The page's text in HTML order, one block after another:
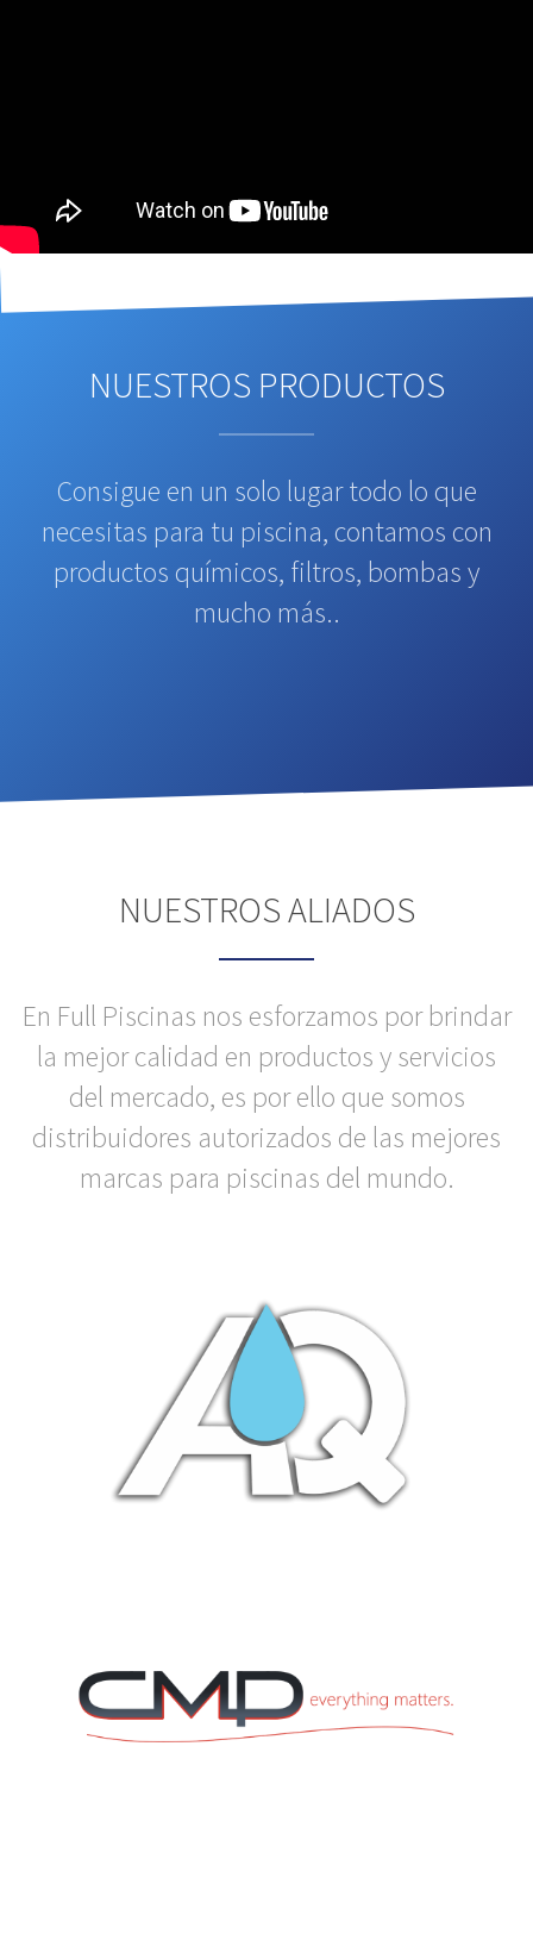
NUESTROS PRODUCTOS
Consigue en un solo lugar todo lo que
necesitas para tu piscina, contamos con
productos químicos, filtros, bombas y
mucho más..
NUESTROS ALIADOS
En Full Piscinas nos esforzamos por brindar
la mejor calidad en productos y servicios
del mercado, es por ello que somos
distribuidores autorizados de las mejores
marcas para piscinas del mundo.